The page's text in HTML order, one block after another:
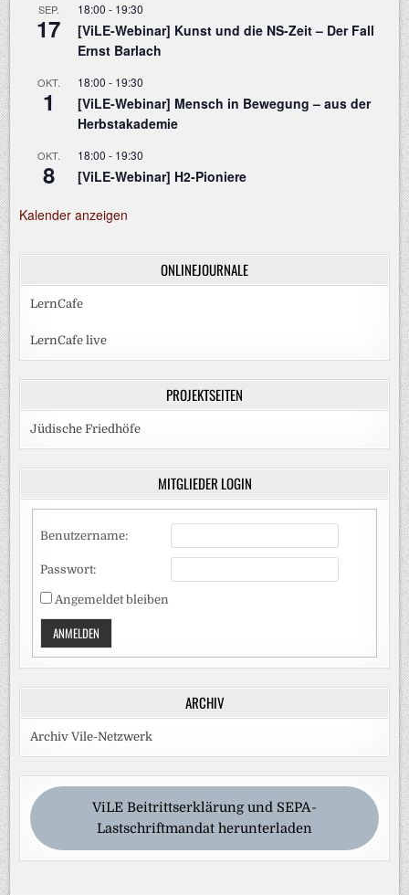
SEP.
17
18:00 - 19:30
[ViLE-Webinar] Kunst und die NS-Zeit – Der Fall
Ernst Barlach
OKT.
1
18:00 - 19:30
[ViLE-Webinar] Mensch in Bewegung – aus der
Herbstakademie
OKT.
8
18:00 - 19:30
[ViLE-Webinar] H2-Pioniere
Kalender anzeigen
ONLINEJOURNALE
LernCafe
LernCafe live
PROJEKTSEITEN
Jüdische Friedhöfe
MITGLIEDER LOGIN
Benutzername:
Passwort:
Angemeldet bleiben
ANMELDEN
ARCHIV
Archiv Vile-Netzwerk
ViLE Beitrittserklärung und SEPA-
Lastschriftmandat herunterladen